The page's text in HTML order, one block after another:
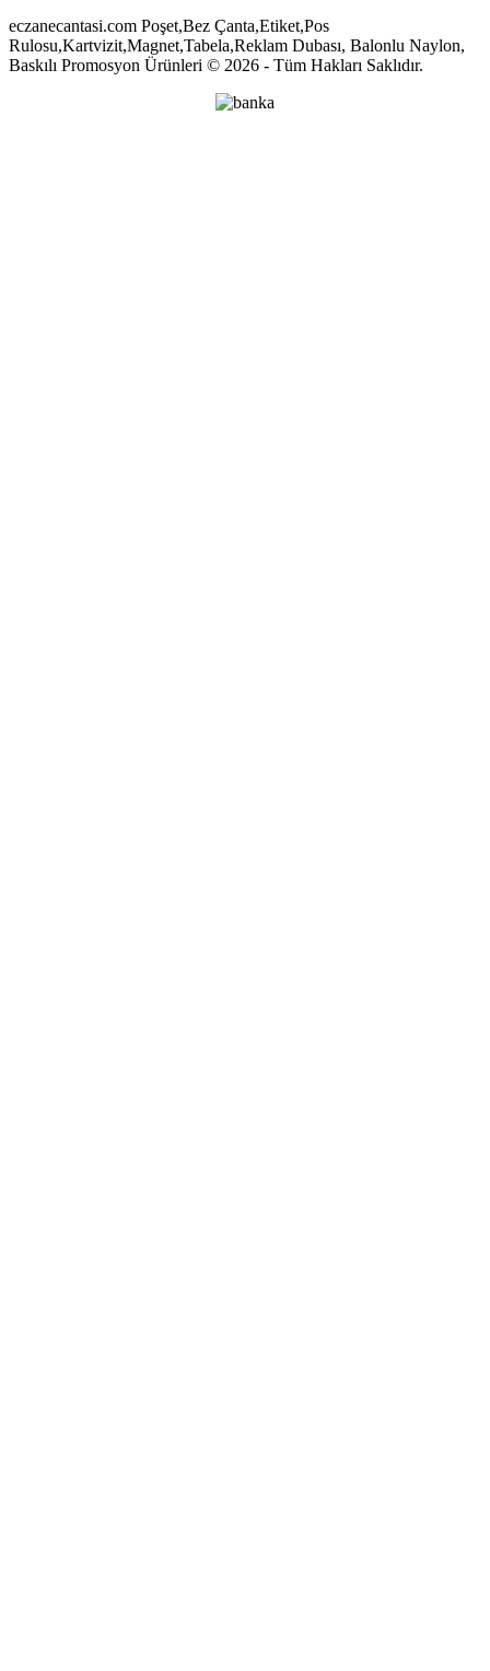
eczanecantasi.com Poşet,Bez Çanta,Etiket,Pos
Rulosu,Kartvizit,Magnet,Tabela,Reklam Dubası, Balonlu Naylon,
Baskılı Promosyon Ürünleri © 2026 - Tüm Hakları Saklıdır.